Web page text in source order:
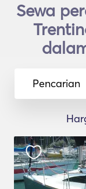
Sewa
Pencarian